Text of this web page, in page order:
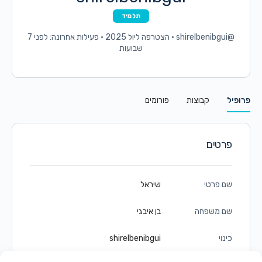
תלמיד
@shirelbenibgui
• הצטרפה ליול 2025 •
פעילות אחרונה: לפני 7
שבועות
פרופיל קבוצות פורומים
פרטים
שם פרטי שיראל
שם משפחה בן איבגי
כינוי shirelbenibgui